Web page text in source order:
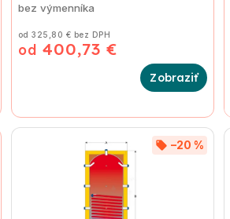
od 325,80 € bez DPH
od 400,73 €
bez výmenníka
–20 %